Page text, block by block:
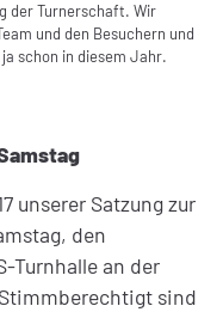
der Turnerschaft. Wir
und den Besuchern und
schon in diesem Jahr.
unserer Satzung zur
den
Turnhalle an der
sind